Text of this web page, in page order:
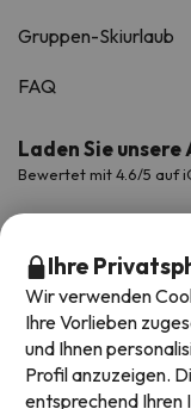
Gruppen-Skiurlaub
FAQ
Laden Sie
Bewertet mit 4.6/5 auf
Ihre
Wir verwenden
Ihre Vorlieben
und Ihnen
Profil anzuzeigen.
entsprechend Ihren